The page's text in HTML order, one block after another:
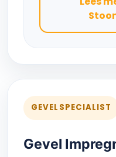
GEVELSPECIALIST
Gevel